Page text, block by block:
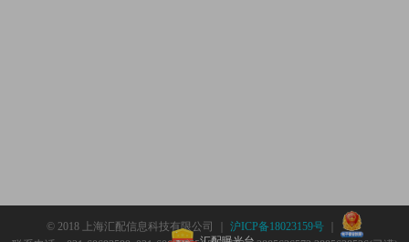
© 2018 上海汇配信息科技有限公司 ｜ 沪ICP备18023159号｜